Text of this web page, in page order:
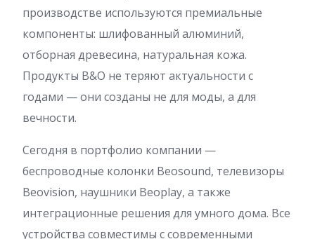
производстве используются премиальные
компоненты: шлифованный алюминий,
отборная древесина, натуральная кожа.
Продукты B&O не теряют актуальности с
годами — они созданы не для моды, а для
вечности.
Сегодня в портфолио компании —
беспроводные колонки Beosound, телевизоры
Beovision, наушники Beoplay, а также
интеграционные решения для умного дома. Все
устройства совместимы с современными